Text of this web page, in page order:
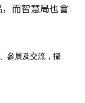
而智慧局也會
參展及交流，攝